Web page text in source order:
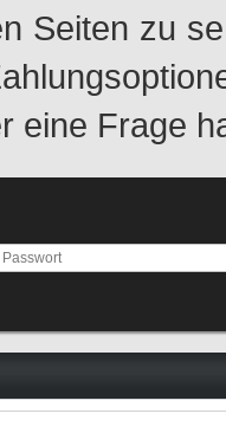
Seiten zu
eine Frage